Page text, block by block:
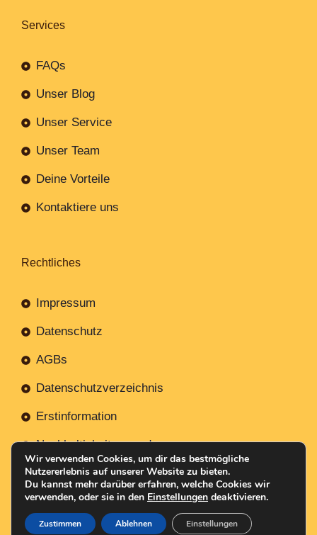
Services
FAQs
Unser Blog
Unser Service
Unser Team
Deine Vorteile
Kontaktiere uns
Rechtliches
Impressum
Datenschutz
AGBs
Datenschutzverzeichnis
Erstinformation
Nachhaltigkeitsverordnung
Mit Erstellt NR-Webservices.de© 2026
Wir verwenden Cookies, um dir das bestmögliche
Nutzererlebnis auf unserer Website zu bieten.
Du kannst mehr darüber erfahren, welche Cookies wir
verwenden, oder sie in den Einstellungen deaktivieren.
Zustimmen Ablehnen Einstellungen